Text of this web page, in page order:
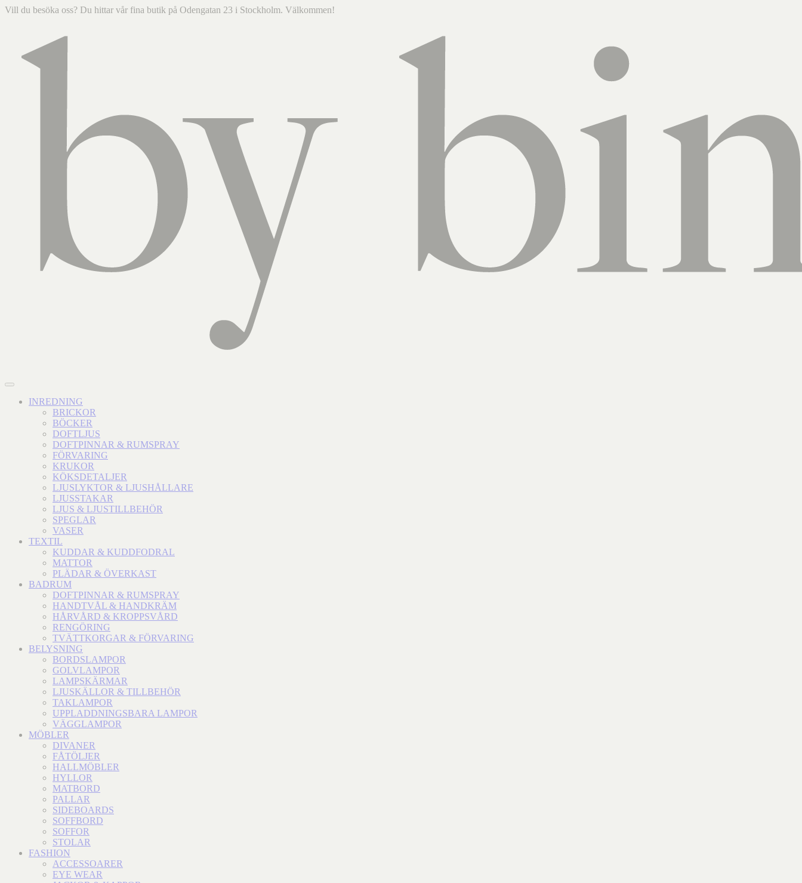
Vill du besöka oss? Du hittar vår fina butik på Odengatan 23 i Stockholm. Välkommen!
INREDNING
BRICKOR
BÖCKER
DOFTLJUS
DOFTPINNAR & RUMSPRAY
FÖRVARING
KRUKOR
KÖKSDETALJER
LJUSLYKTOR & LJUSHÅLLARE
LJUSSTAKAR
LJUS & LJUSTILLBEHÖR
SPEGLAR
VASER
TEXTIL
KUDDAR & KUDDFODRAL
MATTOR
PLÄDAR & ÖVERKAST
BADRUM
DOFTPINNAR & RUMSPRAY
HANDTVÅL & HANDKRÄM
HÅRVÅRD & KROPPSVÅRD
RENGÖRING
TVÄTTKORGAR & FÖRVARING
BELYSNING
BORDSLAMPOR
GOLVLAMPOR
LAMPSKÄRMAR
LJUSKÄLLOR & TILLBEHÖR
TAKLAMPOR
UPPLADDNINGSBARA LAMPOR
VÄGGLAMPOR
MÖBLER
DIVANER
FÅTÖLJER
HALLMÖBLER
HYLLOR
MATBORD
PALLAR
SIDEBOARDS
SOFFBORD
SOFFOR
STOLAR
FASHION
ACCESSOARER
EYE WEAR